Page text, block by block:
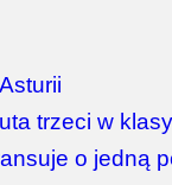
trzeci w
o jedną